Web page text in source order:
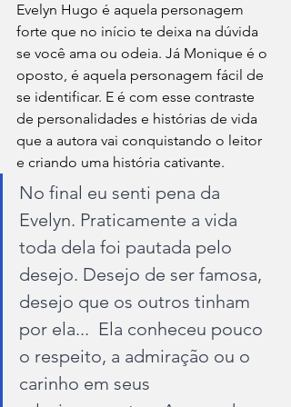
Evelyn Hugo é aquela personagem
forte que no início te deixa na dúvida
se você ama ou odeia. Já Monique é o
oposto, é aquela personagem fácil de
se identificar. E é com esse contraste
de personalidades e histórias de vida
que a autora vai conquistando o leitor
e criando uma história cativante.
No final eu senti pena da
Evelyn. Praticamente a vida
toda dela foi pautada pelo
desejo. Desejo de ser famosa,
desejo que os outros tinham
por ela...  Ela conheceu pouco
o respeito, a admiração ou o
carinho em seus